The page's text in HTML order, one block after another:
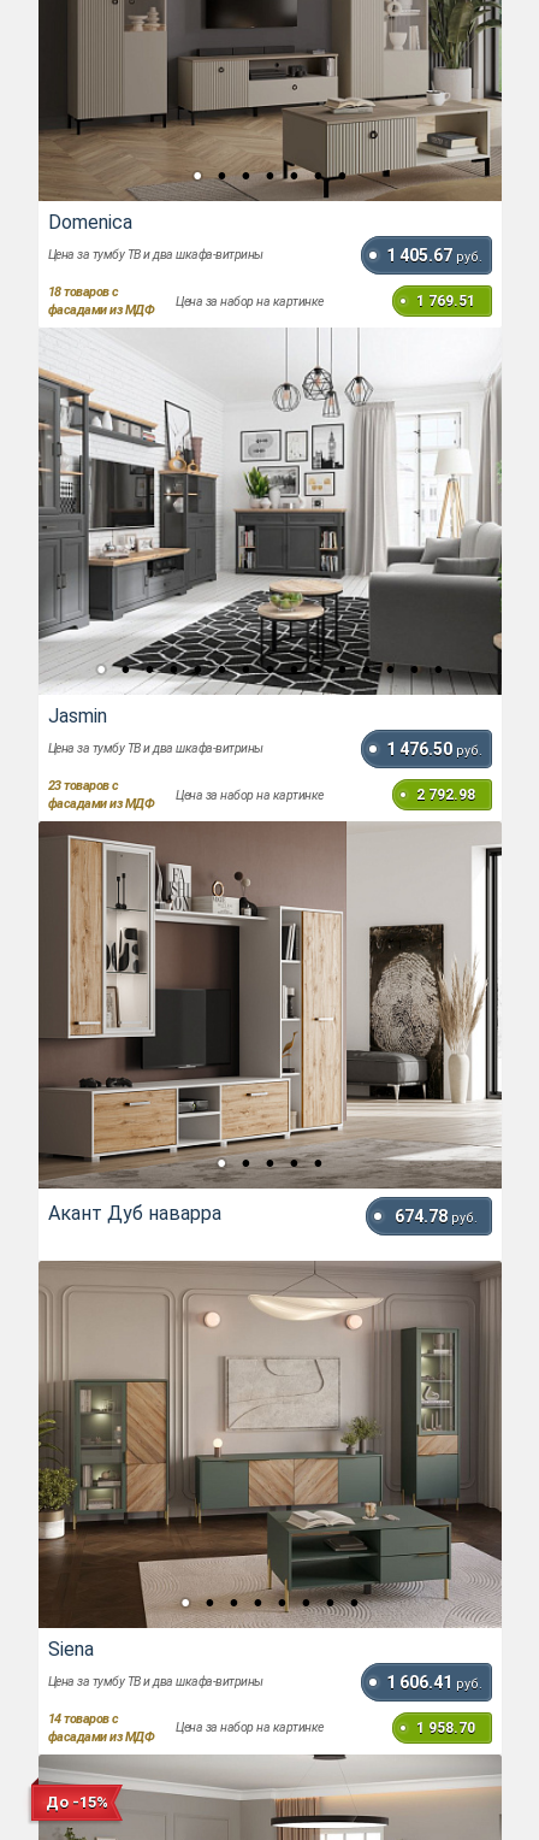
Domenica
Цена за тумбу ТВ и два шкафа-витрины 1 405.67 руб.
18товаров с
фасадами из МДФ
Цена за набор на картинке 1 769.51
Jasmin
Цена за тумбу ТВ и два шкафа-витрины 1 476.50 руб.
23товаров с
фасадами из МДФ
Цена за набор на картинке 2 792.98
Акант Дуб наварра 674.78 руб.
Siena
Цена за тумбу ТВ и два шкафа-витрины 1 606.41 руб.
14товаров с
фасадами из МДФ
Цена за набор на картинке 1 958.70
До -15%